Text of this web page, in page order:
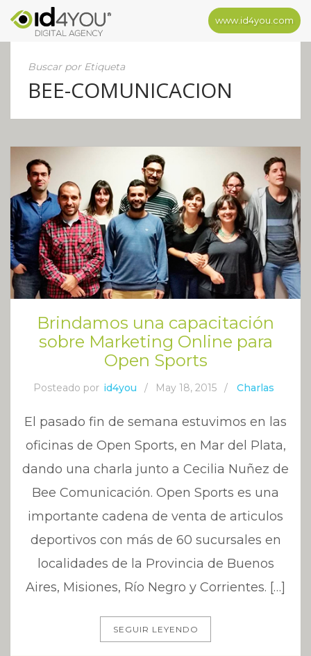
www.id4you.com
Buscar por Etiqueta
BEE-COMUNICACION
Brindamos una capacitación
sobre Marketing Online para
Open Sports
Posteado por id4you / May 18, 2015 / Charlas
El pasado fin de semana estuvimos en las
oficinas de Open Sports, en Mar del Plata,
dando una charla junto a Cecilia Nuñez de
Bee Comunicación. Open Sports es una
importante cadena de venta de articulos
deportivos con más de 60 sucursales en
localidades de la Provincia de Buenos
Aires, Misiones, Río Negro y Corrientes. […]
SEGUIR LEYENDO